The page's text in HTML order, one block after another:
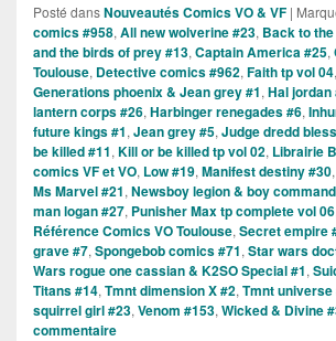
Posté dansNouveautés Comics VO & VF |
comics #958, All new wolverine #23, Back to
and the birds of prey #13, Captain America #25,
Toulouse, Detective comics #962, Faith tp vol 04,
Generations phoenix & Jean grey #1, Hal jordan
lantern corps #26, Harbinger renegades #6,
future kings #1, Jean grey #5, Judge dredd
be killed #11, Kill or be killed tp vol 02, Librairie
comics VF et VO, Low #19, Manifest destiny #30,
Ms Marvel #21, Newsboy legion & boy
man logan #27, Punisher Max tp complete vol 06
Référence Comics VO Toulouse, Secret empire
grave #7, Spongebob comics #71, Star wars
Wars rogue one cassian & K2SO Special #1,
Titans #14, Tmnt dimension X #2, Tmnt universe
squirrel girl #23, Venom #153, Wicked & Divine
commentaire